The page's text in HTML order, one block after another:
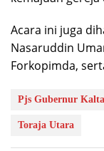
Acara ini juga
Nasaruddin
Forkopimda,
Pjs Gubernur
Toraja Utara